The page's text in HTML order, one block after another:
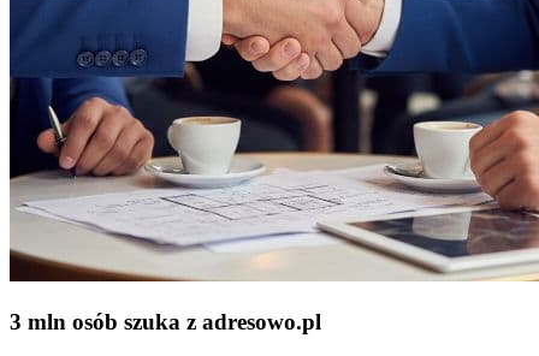
3 mln osób szuka z adresowo.pl